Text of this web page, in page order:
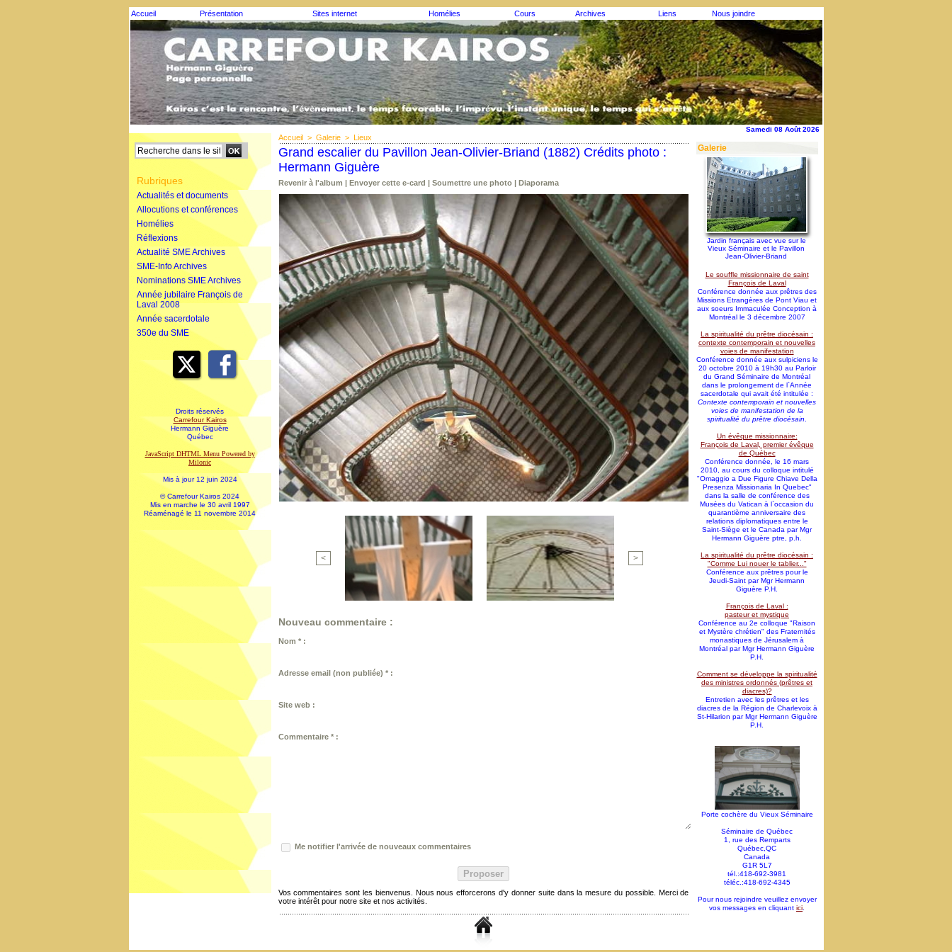
Accueil Présentation Sites internet Homélies Cours Archives Liens Nous joindre
Samedi 08 Août 2026
Rubriques
Actualités et documents
Allocutions et conférences
Homélies
Réflexions
Actualité SME Archives
SME-Info Archives
Nominations SME Archives
Année jubilaire François de
Laval 2008
Année sacerdotale
350e du SME
Droits réservés
Carrefour Kairos
Hermann Giguère
Québec
JavaScript DHTML Menu Powered by
Milonic
Mis à jour 12 juin 2024
© Carrefour Kairos 2024
Mis en marche le 30 avril 1997
Réaménagé le 11 novembre 2014
Accueil > Galerie > Lieux
Grand escalier du Pavillon Jean-Olivier-Briand (1882) Crédits photo :
Hermann Giguère
Revenir à l'album | Envoyer cette e-card | Soumettre une photo | Diaporama
< >
Nouveau commentaire :
Nom * :
Adresse email (non publiée) * :
Site web :
Commentaire * :
Me notifier l'arrivée de nouveaux commentaires
Vos commentaires sont les bienvenus. Nous nous efforcerons d'y donner suite dans la mesure du possible. Merci de
votre intérêt pour notre site et nos activités.
Galerie
Jardin français avec vue sur le
Vieux Séminaire et le Pavillon
Jean-Olivier-Briand
Le souffle missionnaire de saint
François de Laval
Conférence donnée aux prêtres des
Missions Etrangères de Pont Viau et
aux soeurs Immaculée Conception à
Montréal le 3 décembre 2007
La spiritualité du prêtre diocésain :
contexte contemporain et nouvelles
voies de manifestation
Conférence donnée aux sulpiciens le
20 octobre 2010 à 19h30 au Parloir
du Grand Séminaire de Montréal
dans le prolongement de l`Année
sacerdotale qui avait été intitulée :
Contexte contemporain et nouvelles
voies de manifestation de la
spiritualité du prêtre diocésain
Un évêque missionnaire:
François de Laval, premier évêque
de Québec
Conférence donnée, le 16 mars
2010, au cours du colloque intitulé
"Omaggio a Due Figure Chiave Della
Presenza Missionaria In Quebec"
dans la salle de conférence des
Musées du Vatican à l`occasion du
quarantième anniversaire des
relations diplomatiques entre le
Saint-Siège et le Canada par Mgr
Hermann Giguère ptre, p.h.
La spiritualité du prêtre diocésain :
"Comme Lui nouer le tablier..."
Conférence aux prêtres pour le
Jeudi-Saint par Mgr Hermann
Giguère P.H.
François de Laval :
pasteur et mystique
Conférence au 2e colloque "Raison
et Mystère chrétien" des Fraternités
monastiques de Jérusalem à
Montréal par Mgr Hermann Giguère
P.H.
Comment se développe la spiritualité
des ministres ordonnés (prêtres et
diacres)?
Entretien avec les prêtres et les
diacres de la Région de Charlevoix à
St-Hilarion par Mgr Hermann Giguère
P.H.
Porte cochère du Vieux Séminaire
Séminaire de Québec
1, rue des Remparts
Québec,QC
Canada
G1R 5L7
tél.:418-692-3981
téléc.:418-692-4345
Pour nous rejoindre veuillez envoyer
vos messages en cliquant ici